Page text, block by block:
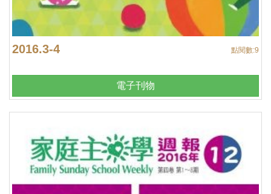
2016.3-4 點閱數:9
電子刊物